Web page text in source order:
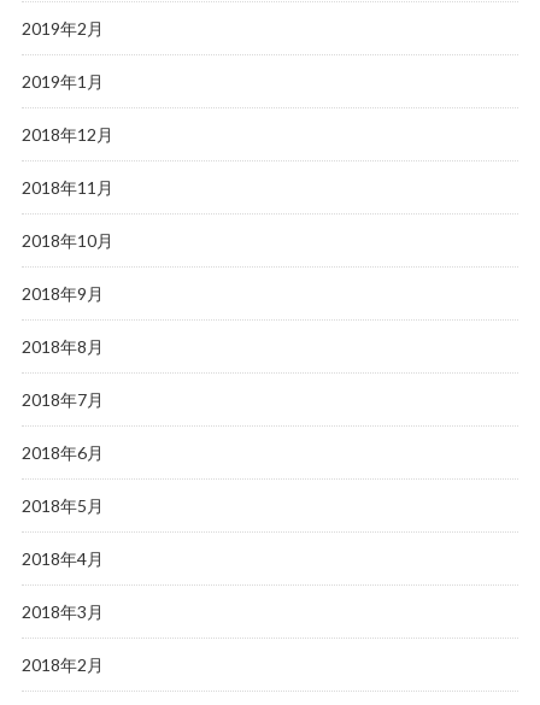
2019年2月
2019年1月
2018年12月
2018年11月
2018年10月
2018年9月
2018年8月
2018年7月
2018年6月
2018年5月
2018年4月
2018年3月
2018年2月